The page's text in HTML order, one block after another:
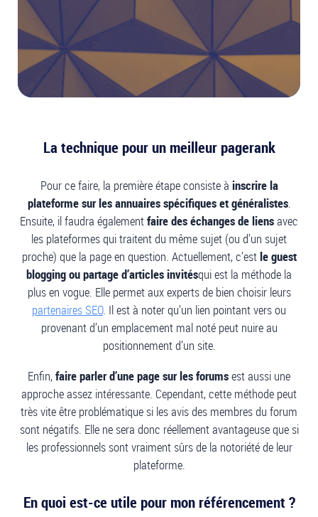
La technique pour un meilleur pagerank
Pour ce faire, la première étape consiste à inscrire la
plateforme sur les annuaires spécifiques et généralistes.
Ensuite, il faudra égalementfaire des échanges de liensavec
les plateformes qui traitent du même sujet (ou d’un sujet
proche) que la page en question. Actuellement, c’estle guest
blogging ou partage d’articles invitésqui est la méthode la
plus en vogue. Elle permet aux experts de bien choisir leurs
partenaires SEO. Il est à noter qu’un lien pointant vers ou
provenant d’un emplacement mal noté peut nuire au
positionnement d’un site.
Enfin, faire parler d’une page sur les forumsest aussi une
approche assez intéressante. Cependant, cette méthode peut
très vite être problématique si les avis des membres du forum
sont négatifs. Elle ne sera donc réellement avantageuse que si
les professionnels sont vraiment sûrs de la notoriété de leur
plateforme.
En quoi est-ce utile pour mon référencement ?